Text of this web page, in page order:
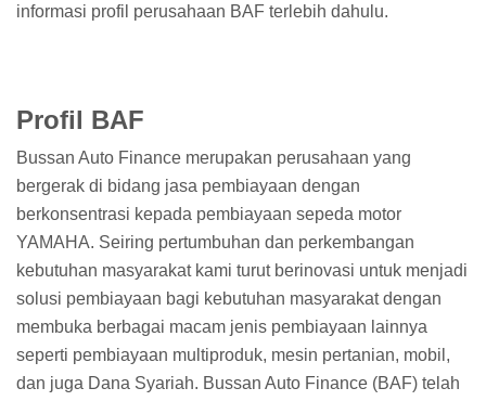
informasi profil perusahaan BAF terlebih dahulu.
Profil BAF
Bussan Auto Finance merupakan perusahaan yang
bergerak di bidang jasa pembiayaan dengan
berkonsentrasi kepada pembiayaan sepeda motor
YAMAHA. Seiring pertumbuhan dan perkembangan
kebutuhan masyarakat kami turut berinovasi untuk menjadi
solusi pembiayaan bagi kebutuhan masyarakat dengan
membuka berbagai macam jenis pembiayaan lainnya
seperti pembiayaan multiproduk, mesin pertanian, mobil,
dan juga Dana Syariah. Bussan Auto Finance (BAF) telah